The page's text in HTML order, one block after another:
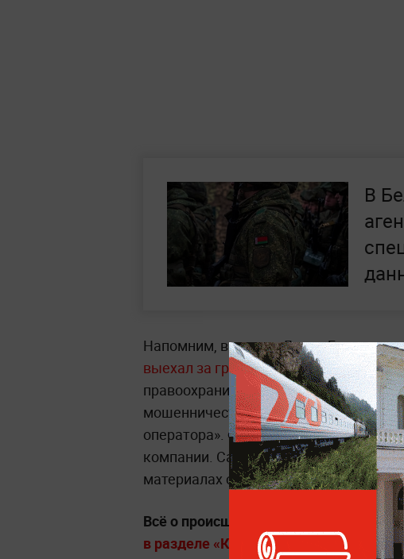
В
Напомним, в апреле Денис Буцаевп
выехал за границу, используя Минск
правоохранительных органов связан
мошенничестве в отношении
оператора». Фигурантами дел стали
компании. Сам Буцаев, как
материалах следствия и вызывался
Всё о происшествиях, задержаниях и
в разделе «Криминал» на Life.ru